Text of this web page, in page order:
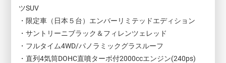
ツSUV
・限定車（日本５台）エンバーリミテッドエディション
・サントリーニブラック＆フィレンツェレッド
・フルタイム4WD/パノラミックグラスルーフ
・直列4気筒DOHC直噴ターボ付2000ccエンジン(240ps)